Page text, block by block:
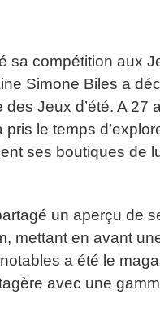
sa compétition aux
Simone Biles a
des Jeux d’été. A 27
pris le temps
ses boutiques de
un aperçu de
mettant en avant
a été le
avec une